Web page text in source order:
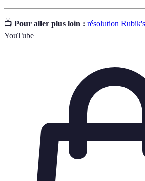
📺 Pour aller plus loin : résolution
YouTube